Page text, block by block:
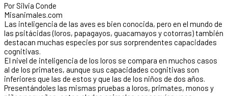
Por Silvia Conde
Misanimales.com
Las inteligencia de las aves es bien conocida, pero en el mundo de
las psitácidas (loros, papagayos, guacamayos y cotorras) también
destacan muchas especies por sus sorprendentes capacidades
cognitivas.
El nivel de inteligencia de los loros se compara en muchos casos
al de los primates, aunque sus capacidades cognitivas son
inferiores que las de estos y que las de los niños de dos años.
Presentándoles las mismas pruebas a loros, primates, monos y